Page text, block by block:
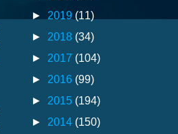
► 2019 (11)
► 2018 (34)
► 2017 (104)
► 2016 (99)
► 2015 (194)
► 2014 (150)